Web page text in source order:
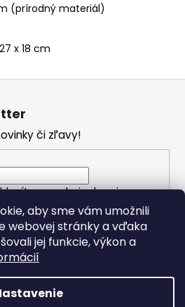
aby sme vám umožnili
webovej stránky a vďaka
jej funkcie, výkon a
(prírodný materiál)
x 18 cm
či zľavy!
spodmienkami